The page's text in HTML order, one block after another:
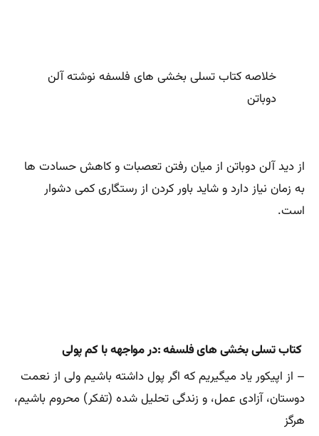
خلاصه کتاب تسلی بخشی های فلسفه نوشته آلن
دوباتن
از دید آلن دوباتن از میان رفتن تعصبات و کاهش حسادت ‌ها
به زمان نیاز دارد و شاید باور کردن از رستگاری کمی دشوار
است‌.
کتاب تسلی بخشی های فلسفه :در مواجهه با کم پولی
– از اپیکور یاد میگیریم که اگر پول داشته باشیم ولی از نعمت
دوستان، آزادی عمل، و زندگی تحلیل شده (تفکر) محروم باشیم،
هرگز